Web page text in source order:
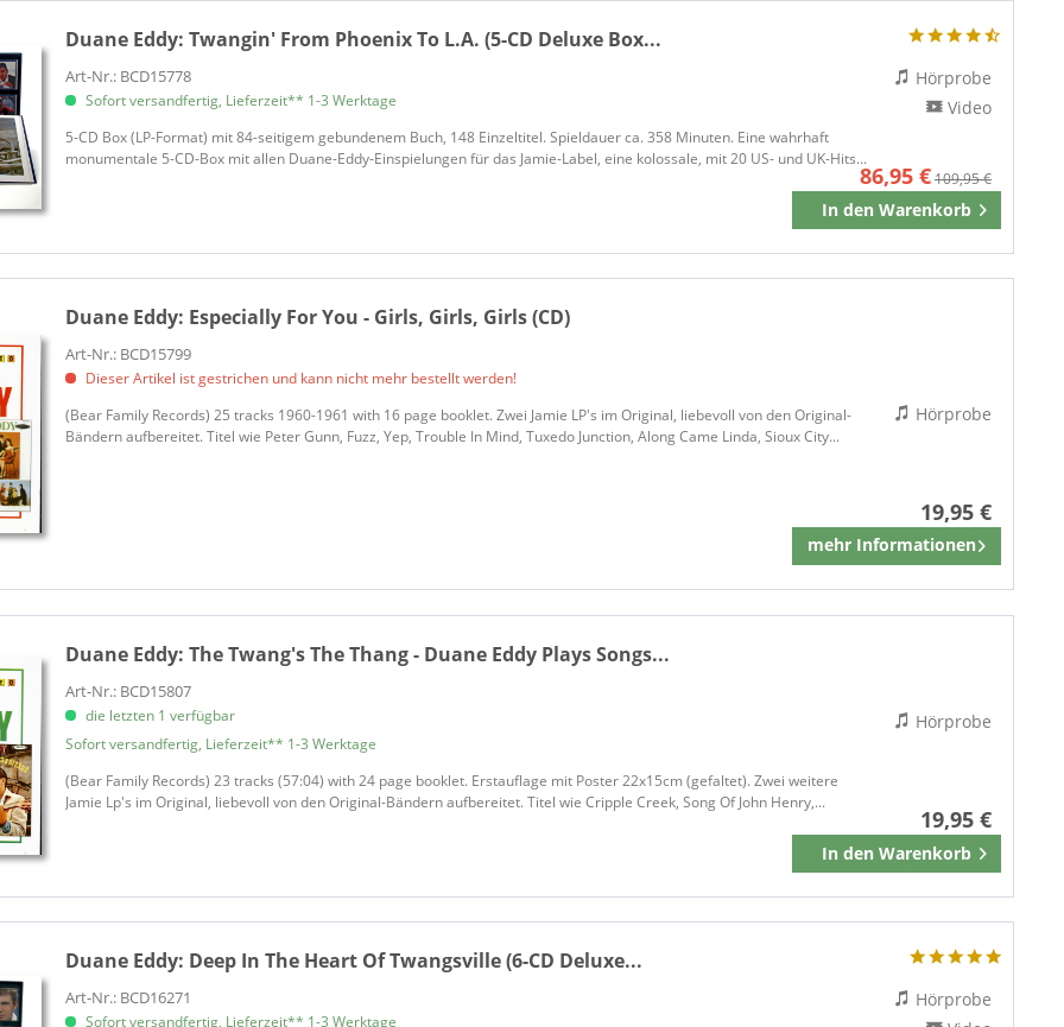
Duane Eddy: Twangin' From Phoenix To L.A. (5-CD Deluxe Box...
Art-Nr.: BCD15778
Sofort versandfertig, Lieferzeit** 1-3 Werktage
5-CD Box (LP-Format) mit 84-seitigem gebundenem Buch, 148 Einzeltitel. Spieldauer ca. 358 Minuten. Eine wahrhaft
monumentale 5-CD-Box mit allen Duane-Eddy-Einspielungen für das Jamie-Label, eine kolossale, mit 20 US- und UK-Hits...
86,95 €109,95 €
In den Warenkorb
Merken
Hörprobe
Video
Duane Eddy: Especially For You - Girls, Girls, Girls (CD)
Art-Nr.: BCD15799
Dieser Artikel ist gestrichen und kann nicht mehr bestellt werden!
(Bear Family Records) 25 tracks 1960-1961 with 16 page booklet. Zwei Jamie LP's im Original, liebevoll von den Original-
Bändern aufbereitet. Titel wie Peter Gunn, Fuzz, Yep, Trouble In Mind, Tuxedo Junction, Along Came Linda, Sioux City...
19,95 €
mehr Informationen
Merken
Hörprobe
Duane Eddy: The Twang's The Thang - Duane Eddy Plays Songs...
Art-Nr.: BCD15807
die letzten 1 verfügbar
Sofort versandfertig, Lieferzeit** 1-3 Werktage
(Bear Family Records) 23 tracks (57:04) with 24 page booklet. Erstauflage mit Poster 22x15cm (gefaltet). Zwei weitere
Jamie Lp's im Original, liebevoll von den Original-Bändern aufbereitet. Titel wie Cripple Creek, Song Of John Henry,...
19,95 €
In den Warenkorb
Merken
Hörprobe
Duane Eddy: Deep In The Heart Of Twangsville (6-CD Deluxe...
Art-Nr.: BCD16271
Sofort versandfertig, Lieferzeit** 1-3 Werktage
Hörprobe